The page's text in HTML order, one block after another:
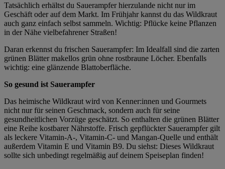
Tatsächlich erhältst du Sauerampfer hierzulande nicht nur im
Geschäft oder auf dem Markt. Im Frühjahr kannst du das Wildkraut
auch ganz einfach selbst sammeln. Wichtig: Pflücke keine Pflanzen
in der Nähe vielbefahrener Straßen!
Daran erkennst du frischen Sauerampfer: Im Idealfall sind die zarten
grünen Blätter makellos grün ohne rostbraune Löcher. Ebenfalls
wichtig: eine glänzende Blattoberfläche.
So gesund ist Sauerampfer
Das heimische Wildkraut wird von Kenner:innen und Gourmets
nicht nur für seinen Geschmack, sondern auch für seine
gesundheitlichen Vorzüge geschätzt. So enthalten die grünen Blätter
eine Reihe kostbarer Nährstoffe. Frisch gepflückter Sauerampfer gilt
als leckere Vitamin-A-, Vitamin-C- und Mangan-Quelle und enthält
außerdem Vitamin E und Vitamin B9. Du siehst: Dieses Wildkraut
sollte sich unbedingt regelmäßig auf deinem Speiseplan finden!